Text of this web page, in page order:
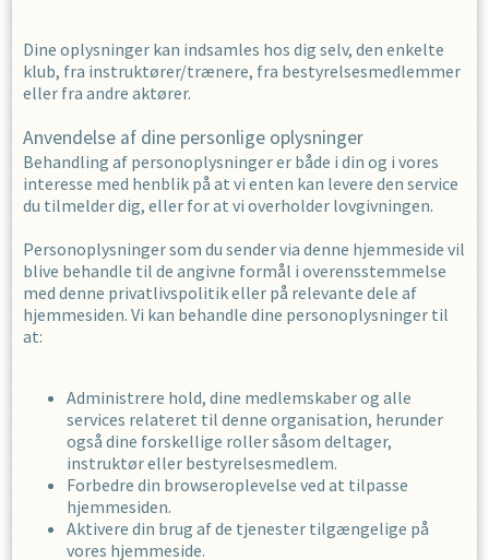
Dine oplysninger kan indsamles hos dig selv, den enkelte
klub, fra instruktører/trænere, fra bestyrelsesmedlemmer
eller fra andre aktører.
Anvendelse af dine personlige oplysninger
Behandling af personoplysninger er både i din og i vores
interesse med henblik på at vi enten kan levere den service
du tilmelder dig, eller for at vi overholder lovgivningen.
Personoplysninger som du sender via denne hjemmeside vil
blive behandle til de angivne formål i overensstemmelse
med denne privatlivspolitik eller på relevante dele af
hjemmesiden. Vi kan behandle dine personoplysninger til
at:
Administrere hold, dine medlemskaber og alle
services relateret til denne organisation, herunder
også dine forskellige roller såsom deltager,
instruktør eller bestyrelsesmedlem.
Forbedre din browseroplevelse ved at tilpasse
hjemmesiden.
Aktivere din brug af de tjenester tilgængelige på
vores hjemmeside.